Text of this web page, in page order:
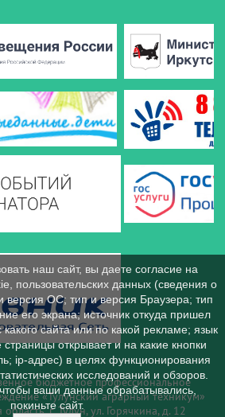
бюджетное профессиональное
«Тулунский аграрный техникум»
г. Тулун, ул. Горячкина, д. 12
наш сайт, вы даете согласие на
пользовательских данных (сведения о
версия ОС; тип и версия Браузера; тип
его экрана; источник откуда пришел
какого сайта или по какой рекламе; язык
открывает и на какие кнопки
ip-адрес) в целях функционирования
исследований и обзоров.
ваши данные обрабатывались,
покиньте сайт.